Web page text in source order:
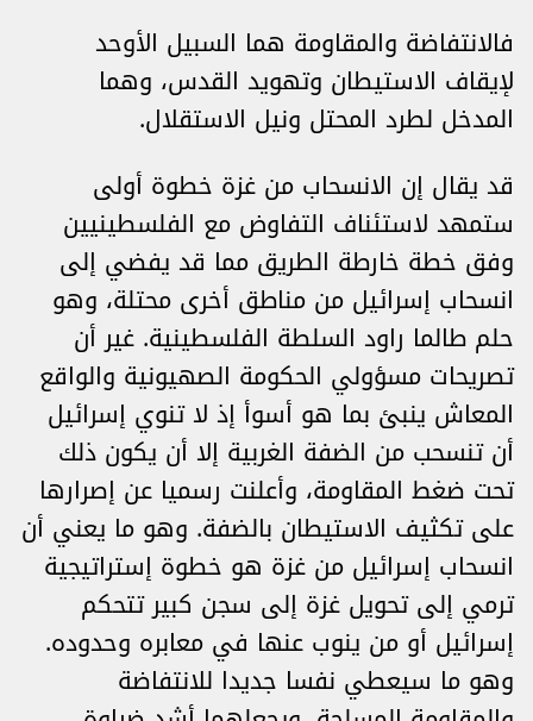
فالانتفاضة والمقاومة هما السبيل الأوحد
لإيقاف الاستيطان وتهويد القدس، وهما
المدخل لطرد المحتل ونيل الاستقلال.
قد يقال إن الانسحاب من غزة خطوة أولى
ستمهد لاستئناف التفاوض مع الفلسطينيين
وفق خطة خارطة الطريق مما قد يفضي إلى
انسحاب إسرائيل من مناطق أخرى محتلة، وهو
حلم طالما راود السلطة الفلسطينية. غير أن
تصريحات مسؤولي الحكومة الصهيونية والواقع
المعاش ينبئ بما هو أسوأ إذ لا تنوي إسرائيل
أن تنسحب من الضفة الغربية إلا أن يكون ذلك
تحت ضغط المقاومة، وأعلنت رسميا عن إصرارها
على تكثيف الاستيطان بالضفة. وهو ما يعني أن
انسحاب إسرائيل من غزة هو خطوة إستراتيجية
ترمي إلى تحويل غزة إلى سجن كبير تتحكم
إسرائيل أو من ينوب عنها في معابره وحدوده.
وهو ما سيعطي نفسا جديدا للانتفاضة